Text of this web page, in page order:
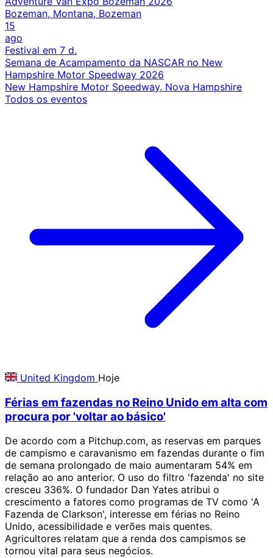
Bozeman, Montana, Bozeman
15
ago
Festival em 7 d.
Semana de Acampamento da NASCAR no New
Hampshire Motor Speedway 2026
New Hampshire Motor Speedway, Nova Hampshire
Todos os eventos
United Kingdom Hoje
Férias em fazendas no Reino Unido em alta com
procura por 'voltar ao básico'
De acordo com a Pitchup.com, as reservas em parques
de campismo e caravanismo em fazendas durante o fim
de semana prolongado de maio aumentaram 54% em
relação ao ano anterior. O uso do filtro 'fazenda' no site
cresceu 336%. O fundador Dan Yates atribui o
crescimento a fatores como programas de TV como 'A
Fazenda de Clarkson', interesse em férias no Reino
Unido, acessibilidade e verões mais quentes.
Agricultores relatam que a renda dos campismos se
tornou vital para seus negócios.